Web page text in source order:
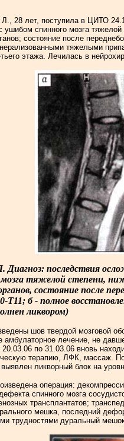
28 лет, поступила в ЦИТО
ушибом спинного мозга
состояние после
тяжелыми
этажа. Лечилась в
Диагноз: последствия
мозга тяжелой степени,
состояние после
Т11; б - полное
ликвором)
шов твердой мозговой
амбулаторное лечение, не
по 31.03.06 вновь
терапию, ЛФК, массаж.
ликворный блок на
операция:
спинного мозга
трансплантатов;
мешка, последний
трудностями дуральный